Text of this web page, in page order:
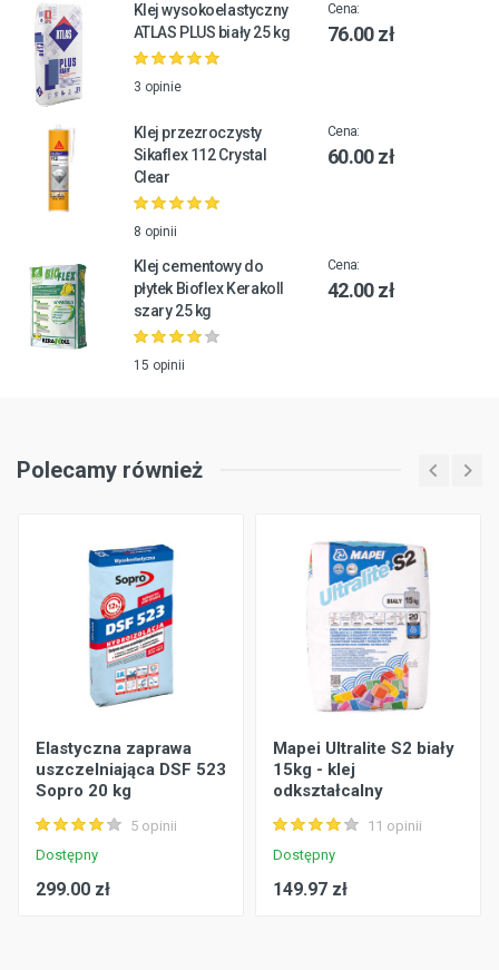
Klej wysokoelastyczny
ATLAS PLUS biały 25 kg
3 opinie
Cena:
76.00 zł
Klej przezroczysty
Sikaflex 112 Crystal
Clear
8 opinii
Cena:
60.00 zł
Klej cementowy do
płytek Bioflex Kerakoll
szary 25 kg
15 opinii
Cena:
42.00 zł
Polecamy również
Elastyczna zaprawa
uszczelniająca DSF 523
Sopro 20 kg
5 opinii
Dostępny
299.00 zł
Mapei Ultralite S2 biały
15kg - klej
odkształcalny
11 opinii
Dostępny
149.97 zł